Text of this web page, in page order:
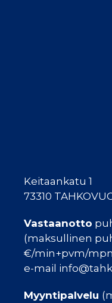
Keitaankatu 1
73310
Vastaanotto
(maksullinen
€/min+pvm/
e-mail
Myyntipalvelu